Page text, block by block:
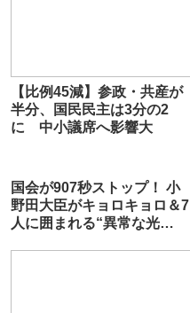
【比例45減】参政・共産が
半分、国民民主は3分の2
に 中小議席へ影響大
国会が907秒ストップ！ 小
野田大臣がキョロキョロ＆7
人に囲まれる“異常な光